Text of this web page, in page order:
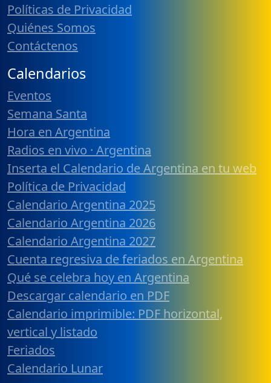
Políticas de Privacidad
Quiénes Somos
Contáctenos
Calendarios
Eventos
Semana Santa
Hora en Argentina
Radios en vivo · Argentina
Inserta el Calendario de Argentina en tu web
Política de Privacidad
Calendario Argentina 2025
Calendario Argentina 2026
Calendario Argentina 2027
Cuenta regresiva de feriados en Argentina
Qué se celebra hoy en Argentina
Descargar calendario en PDF
Calendario imprimible: PDF horizontal,
vertical y listado
Feriados
Calendario Lunar